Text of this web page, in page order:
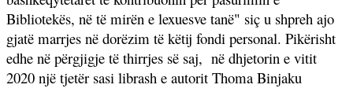
Bibliotekës, në të mirën e lexuesve tanë" siç u shpreh ajo
gjatë marrjes në dorëzim të këtij fondi personal. Pikërisht
edhe në përgjigje të thirrjes së saj, në dhjetorin e vitit
2020 një tjetër sasi librash e autorit Thoma Binjaku